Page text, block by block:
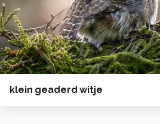
klein geaderd witje